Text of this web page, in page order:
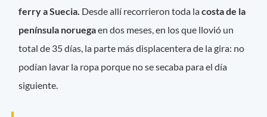
ferry a Suecia. Desde allí recorrieron toda lacosta de la
península noruegaen dos meses, en los que llovió un
total de 35 días, la parte más displacentera de la gira: no
podían lavar la ropa porque no se secaba para el día
siguiente.